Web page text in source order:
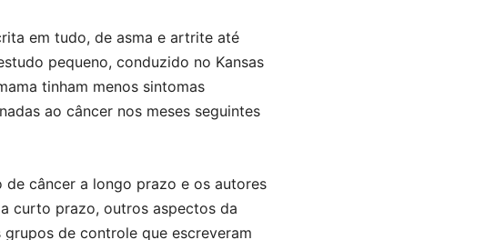
em tudo, de asma e artrite até
pequeno, conduzido no Kansas
tinham menos sintomas
ao câncer nos meses seguintes
câncer a longo prazo e os autores
curto prazo, outros aspectos da
de controle que escreveram